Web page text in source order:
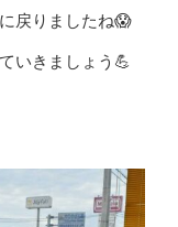
戻りましたね😱
いきましょう💪